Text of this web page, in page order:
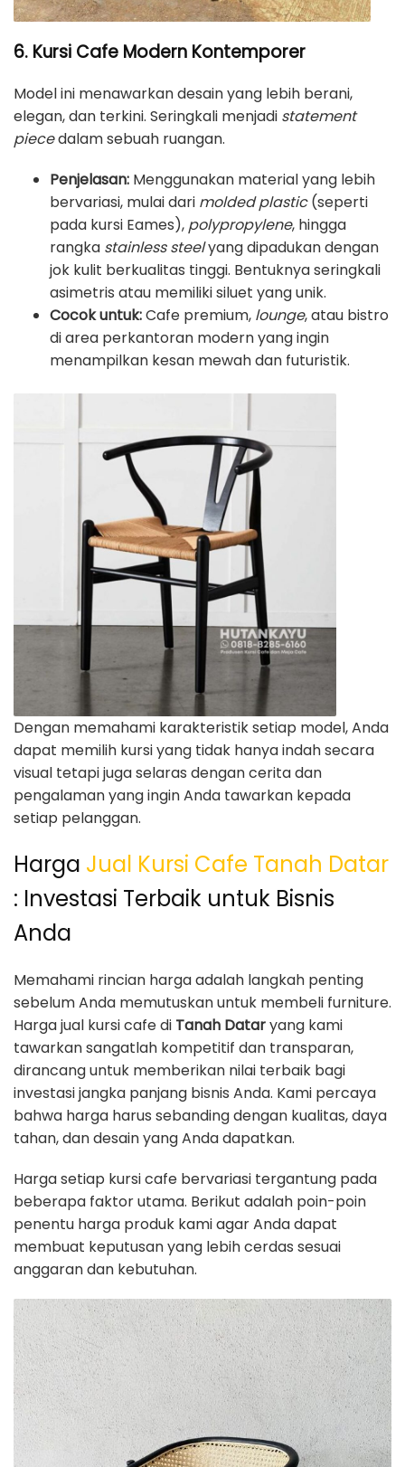
6. Kursi Cafe Modern Kontemporer
Model ini menawarkan desain yang lebih berani,
elegan, dan terkini. Seringkali menjadi statement
piecedalam sebuah ruangan.
Penjelasan: Menggunakan material yang lebih
bervariasi, mulai dari molded plastic(seperti
pada kursi Eames), polypropylene, hingga
rangka stainless steelyang dipadukan dengan
jok kulit berkualitas tinggi. Bentuknya seringkali
asimetris atau memiliki siluet yang unik.
Cocok untuk:Cafe premium, lounge, atau bistro
di area perkantoran modern yang ingin
menampilkan kesan mewah dan futuristik.
Dengan memahami karakteristik setiap model, Anda
dapat memilih kursi yang tidak hanya indah secara
visual tetapi juga selaras dengan cerita dan
pengalaman yang ingin Anda tawarkan kepada
setiap pelanggan.
Harga Jual Kursi Cafe Tanah Datar
: Investasi Terbaik untuk Bisnis
Anda
Memahami rincian harga adalah langkah penting
sebelum Anda memutuskan untuk membeli furniture.
Harga jual kursi cafe di Tanah Dataryang kami
tawarkan sangatlah kompetitif dan transparan,
dirancang untuk memberikan nilai terbaik bagi
investasi jangka panjang bisnis Anda. Kami percaya
bahwa harga harus sebanding dengan kualitas, daya
tahan, dan desain yang Anda dapatkan.
Harga setiap kursi cafe bervariasi tergantung pada
beberapa faktor utama. Berikut adalah poin-poin
penentu harga produk kami agar Anda dapat
membuat keputusan yang lebih cerdas sesuai
anggaran dan kebutuhan.